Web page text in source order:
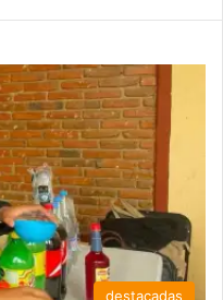
destacadas